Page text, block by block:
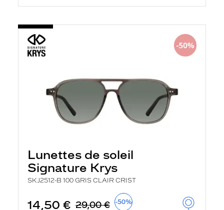
Lunettes de soleil
Signature Krys
SKJ2512-B 100 GRIS CLAIR CRIST
14,50 € 29,00 € -50%